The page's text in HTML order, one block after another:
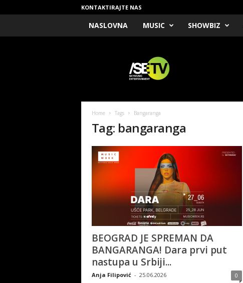
KONTAKTIRAJTE NAS
NASLOVNA MUSIC SHOWBIZ
Home Tags Bangaranga
Tag: bangaranga
BEOGRAD JE SPREMAN DA
BANGARANGA! Dara prvi put
nastupa u Srbiji...
Anja Filipović - 25.06.2026 0